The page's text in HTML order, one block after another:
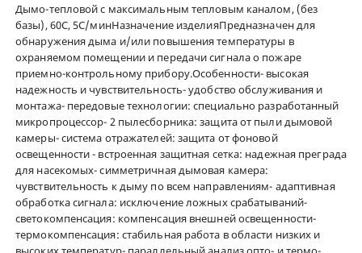
Дымо-тепловой с максимальным тепловым каналом, (без
базы), 60С, 5С/минНазначение изделияПредназначен для
обнаружения дыма и/или повышения температуры в
охраняемом помещении и передачи сигнала о пожаре
приемно-контрольному прибору.Особенности- высокая
надежность и чувствительность- удобство обслуживания и
монтажа- передовые технологии: специально разработанный
микропроцессор- 2 пылесборника: защита от пыли дымовой
камеры- система отражателей: защита от фоновой
освещенности - встроенная защитная сетка: надежная преграда
для насекомых- симметричная дымовая камера:
чувствительность к дыму по всем направлениям- адаптивная
обработка сигнала: исключение ложных срабатываний-
светокомпенсация: компенсация внешней освещенности-
термокомпенсация: стабильная работа в области низких и